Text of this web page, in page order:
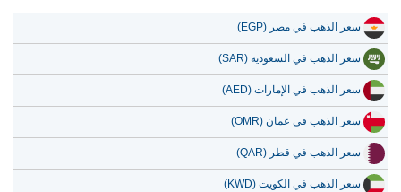
سعر الذهب في مصر (EGP)
سعر الذهب في السعودية (SAR)
سعر الذهب في الإمارات (AED)
سعر الذهب في عمان (OMR)
سعر الذهب في قطر (QAR)
سعر الذهب في الكويت (KWD)